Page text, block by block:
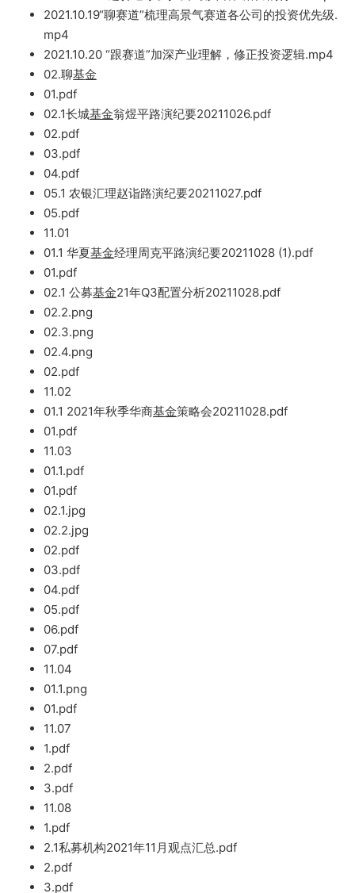
2021.10.19“聊赛道”梳理高景气赛道各公司的投资优先级.
mp4
2021.10.20 “跟赛道”加深产业理解，修正投资逻辑.mp4
02.聊基金
01.pdf
02.1长城基金翁煜平路演纪要20211026.pdf
02.pdf
03.pdf
04.pdf
05.1 农银汇理赵诣路演纪要20211027.pdf
05.pdf
11.01
01.1 华夏基金经理周克平路演纪要20211028 (1).pdf
01.pdf
02.1 公募基金21年Q3配置分析20211028.pdf
02.2.png
02.3.png
02.4.png
02.pdf
11.02
01.1 2021年秋季华商基金策略会20211028.pdf
01.pdf
11.03
01.1.pdf
01.pdf
02.1.jpg
02.2.jpg
02.pdf
03.pdf
04.pdf
05.pdf
06.pdf
07.pdf
11.04
01.1.png
01.pdf
11.07
1.pdf
2.pdf
3.pdf
11.08
1.pdf
2.1私募机构2021年11月观点汇总.pdf
2.pdf
3.pdf